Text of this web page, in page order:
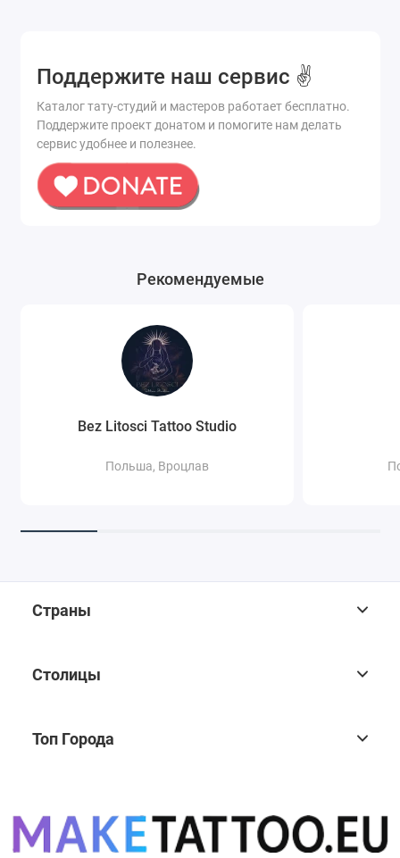
Поддержите наш сервис ✌️
Каталог тату-студий и мастеров работает бесплатно.
Поддержите проект донатом и помогите нам делать
сервис удобнее и полезнее.
Рекомендуемые
Bez Litosci Tattoo Studio
Польша, Вроцлав
Страны
Столицы
Топ Города